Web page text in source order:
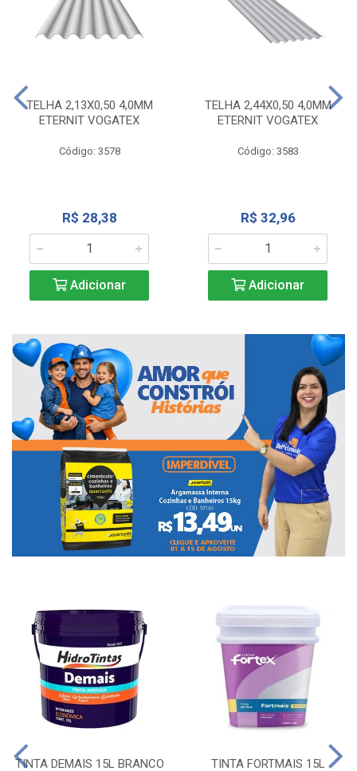
TELHA 2,13X0,50 4,0MM
ETERNIT VOGATEX
Código: 3578
R$ 28,38
Adicionar
TELHA 2,44X0,50 4,0MM
ETERNIT VOGATEX
Código: 3583
R$ 32,96
Adicionar
TINTA DEMAIS 15L BRANCO TINTA FORTMAIS 15L